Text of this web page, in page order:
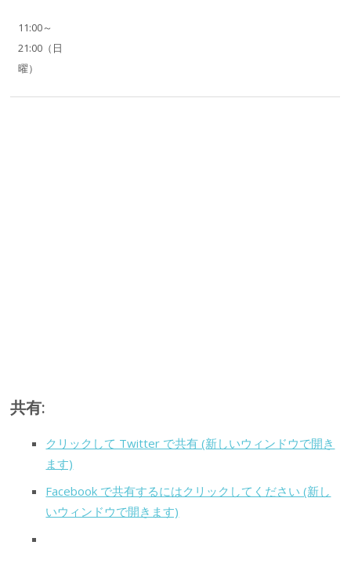
11:00～
21:00（日
曜）
共有:
クリックして Twitter で共有 (新しいウィンドウで開き
ます)
Facebook で共有するにはクリックしてください (新し
いウィンドウで開きます)